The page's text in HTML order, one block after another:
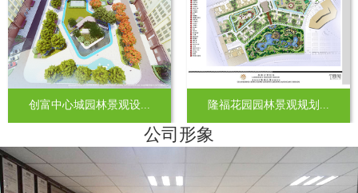
创富中心城园林景观设... 隆福花园园林景观规划...
公司形象